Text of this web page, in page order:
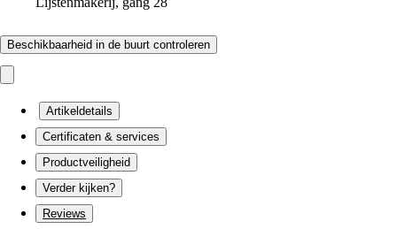
Beschikbaarheid in de buurt controleren
Artikeldetails
Certificaten & services
Productveiligheid
Verder kijken?
Reviews